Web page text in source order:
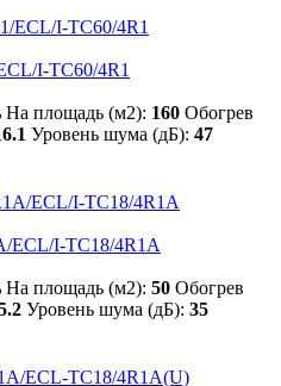
I-TC60/4R1
На площадь (м2): 160 Обогрев
Уровень шума (дБ): 47
ECL/I-TC18/4R1A
На площадь (м2): 50 Обогрев
Уровень шума (дБ): 35